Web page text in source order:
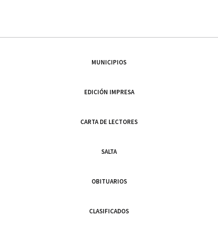
MUNICIPIOS
EDICIÓN IMPRESA
CARTA DE LECTORES
SALTA
OBITUARIOS
CLASIFICADOS